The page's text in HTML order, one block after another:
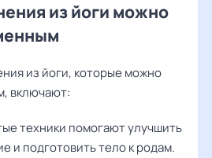
из йоги можно
из йоги, которые можно
включают:
техники помогают улучшить
и подготовить тело к родам.